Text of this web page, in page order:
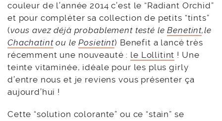
couleur de l’année 2014 c’est le “Radiant Orchid”
et pour compléter sa collection de petits “tints”
(vous avez déjà probablement testé leBenetint,le
Chachatintou lePosietint) Benefit a lancé très
récemment une nouveauté : le Lollitint ! Une
teinte vitaminée, idéale pour les plus girly
d’entre nous et je reviens vous présenter ça
aujourd’hui !
Cette “solution colorante” ou ce “stain” se